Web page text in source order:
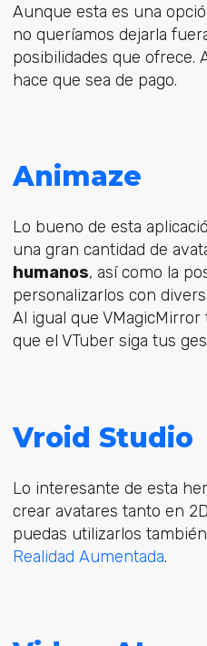
Aunque esta es una
no queríamos dejarla
posibilidades que ofrece.
hace que sea de pago.
Animaze
Lo bueno de esta
una gran cantidad de
humanos, así como la
personalizarlos con
Al igual que
que el VTuber siga tus
Vroid Studio
Lo interesante de esta
crear avatares tanto en
puedas utilizarlos
Realidad Aumentada.